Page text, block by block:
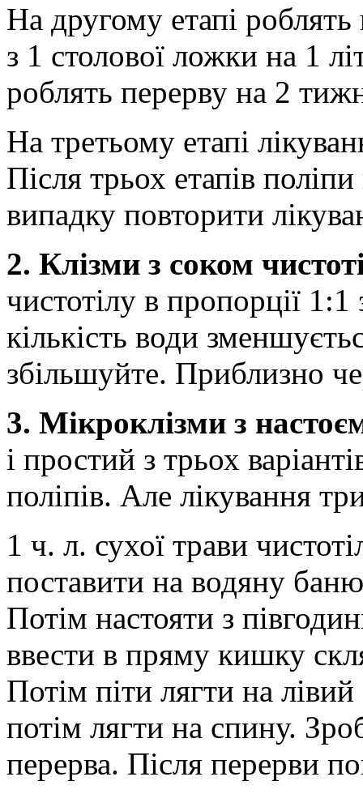
На другому етапі
з 1 столової ложки на 1
роблять перерву на 2
На третьому етапі
Після трьох етапів
випадку повторити
2. Клізми з соком
чистотілу в пропорції
кількість води
збільшуйте. Приблизно
3. Мікроклізми з
і простий з трьох
поліпів. Але лікування
1 ч. л. сухої трави
поставити на водяну
Потім настояти з
ввести в пряму кишку
Потім піти лягти на
потім лягти на спину.
перерва. Після перерви